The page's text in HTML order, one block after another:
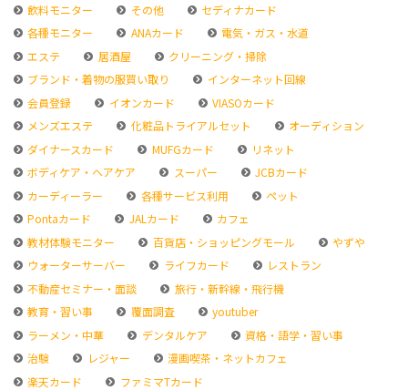
飲料モニター
その他
セディナカード
各種モニター
ANAカード
電気・ガス・水道
エステ
居酒屋
クリーニング・掃除
ブランド・着物の服買い取り
インターネット回線
会員登録
イオンカード
VIASOカード
メンズエステ
化粧品トライアルセット
オーディション
ダイナースカード
MUFGカード
リネット
ボディケア・ヘアケア
スーパー
JCBカード
カーディーラー
各種サービス利用
ペット
Pontaカード
JALカード
カフェ
教材体験モニター
百貨店・ショッピングモール
やずや
ウォーターサーバー
ライフカード
レストラン
不動産セミナー・面談
旅行・新幹線・飛行機
教育・習い事
覆面調査
youtuber
ラーメン・中華
デンタルケア
資格・語学・習い事
治験
レジャー
漫画喫茶・ネットカフェ
楽天カード
ファミマTカード